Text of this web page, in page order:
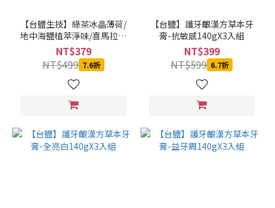
【台鹽生技】綠茶冰晶薄荷/
地中海鹽植萃淨味/喜馬拉雅
玫瑰鹽植萃牙膏-超值3條組
(150g/條)
NT$379
NT$499 7.6折
【台鹽】護牙齦漢方草本牙
膏-抗敏感140gX3入組
NT$399
NT$599 6.7折